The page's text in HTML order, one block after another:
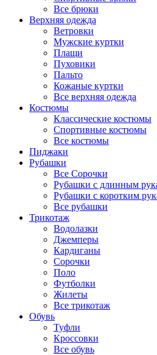
Все брюки
Верхняя одежда
Ветровки
Мужские куртки
Плащи
Пуховики
Пальто
Кожаные куртки
Все верхняя одежда
Костюмы
Классические костюмы
Спортивные костюмы
Все костюмы
Пиджаки
Рубашки
Все Сорочки
Рубашки с длинным
Рубашки с коротким
Все рубашки
Трикотаж
Водолазки
Джемперы
Кардиганы
Сорочки
Поло
Футболки
Жилеты
Все трикотаж
Обувь
Туфли
Кроссовки
Все обувь